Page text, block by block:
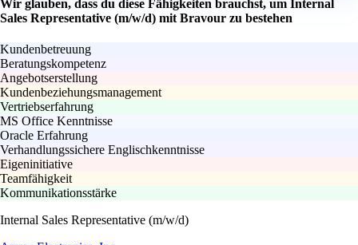
Wir glauben, dass du diese Fähigkeiten brauchst, um Internal
Sales Representative (m/w/d) mit Bravour zu bestehen
Kundenbetreuung
Beratungskompetenz
Angebotserstellung
Kundenbeziehungsmanagement
Vertriebserfahrung
MS Office Kenntnisse
Oracle Erfahrung
Verhandlungssichere Englischkenntnisse
Eigeninitiative
Teamfähigkeit
Kommunikationsstärke
Internal Sales Representative (m/w/d)